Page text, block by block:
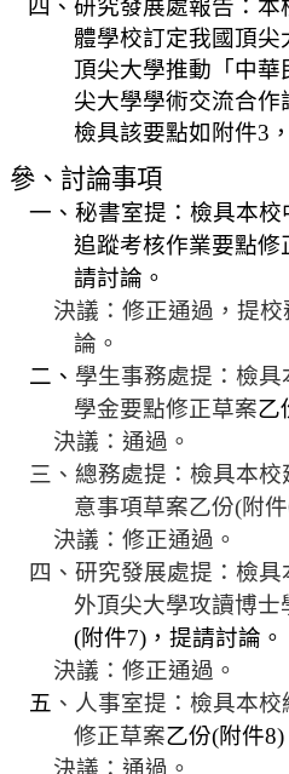
務
發
展
會
搜
業
四、研究發展處報告：
體學校訂定我國頂
頂尖大學推動「中華
尖大學學術交流合作
檢具該要點如附件3
參、 討論事項
一、秘書室提：檢具本
追蹤考核作業要點修
請討論。
決議：修正通過，提
論。
二、 學生事務處提： 檢具
學金要點修正草案乙
決議：通過。
三、總務處提：檢具本
意事項草案乙份(附件
決議：修正通過。
四、研究發展處提： 檢具
外頂尖大學攻讀博士
(附件7) ，提請討論。
決議：修正通過。
五 、人事室提： 檢具本校
修正草案乙份(附件8)
決議：通過。